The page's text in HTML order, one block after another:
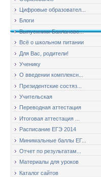
Цифровые образовател...
Блоги
Выпускники Баклановс...
Всё о школьном питании
Для Вас, родители!
Ученику
О введении комплексн...
Президентские состяз...
Учительская
Переводная аттестация
Итоговая аттестация ...
Расписание ЕГЭ 2014
Минимальные баллы ЕГ...
Отчет по результатам...
Материалы для уроков
Каталог сайтов